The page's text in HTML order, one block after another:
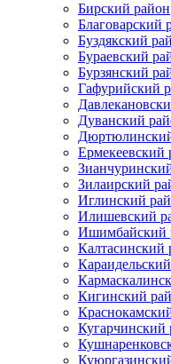
Бирский район
Благоварский
Буздякский
Бураевский
Бурзянский
Гафурийский
Дуванский
Ермекеевский
Зилаирский
Иглинский
Илишевский
Ишимбайский
Калтасинский
Кигинский
Кугарчинский